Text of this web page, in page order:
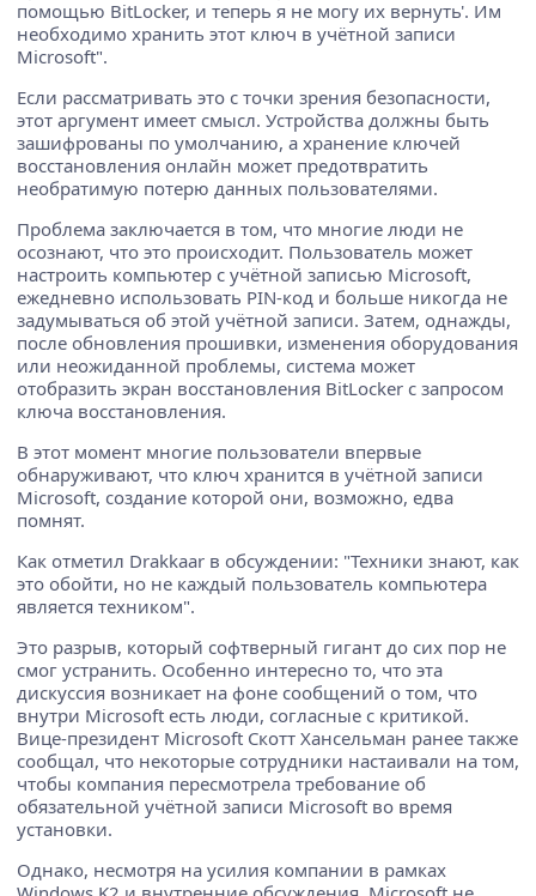
помощью BitLocker, и теперь я не могу их вернуть'. Им
необходимо хранить этот ключ в учётной записи
Microsoft".
Если рассматривать это с точки зрения безопасности,
этот аргумент имеет смысл. Устройства должны быть
зашифрованы по умолчанию, а хранение ключей
восстановления онлайн может предотвратить
необратимую потерю данных пользователями.
Проблема заключается в том, что многие люди не
осознают, что это происходит. Пользователь может
настроить компьютер с учётной записью Microsoft,
ежедневно использовать PIN-код и больше никогда не
задумываться об этой учётной записи. Затем, однажды,
после обновления прошивки, изменения оборудования
или неожиданной проблемы, система может
отобразить экран восстановления BitLocker с запросом
ключа восстановления.
В этот момент многие пользователи впервые
обнаруживают, что ключ хранится в учётной записи
Microsoft, создание которой они, возможно, едва
помнят.
Как отметил Drakkaar в обсуждении: "Техники знают, как
это обойти, но не каждый пользователь компьютера
является техником".
Это разрыв, который софтверный гигант до сих пор не
смог устранить. Особенно интересно то, что эта
дискуссия возникает на фоне сообщений о том, что
внутри Microsoft есть люди, согласные с критикой.
Вице-президент Microsoft Скотт Хансельман ранее также
сообщал, что некоторые сотрудники настаивали на том,
чтобы компания пересмотрела требование об
обязательной учётной записи Microsoft во время
установки.
Однако, несмотря на усилия компании в рамках